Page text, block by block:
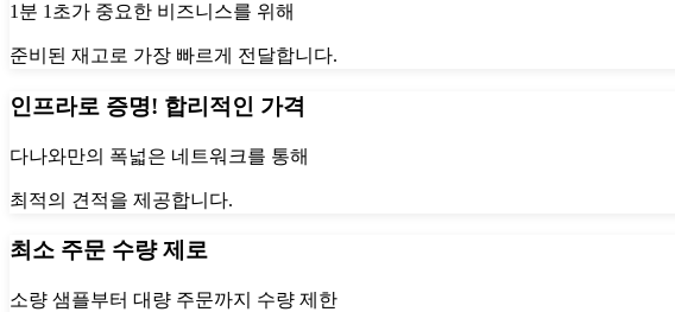
1분 1초가 중요한 비즈니스를 위해
준비된 재고로 가장 빠르게 전달합니다.
인프라로 증명! 합리적인 가격
다나와만의 폭넓은 네트워크를 통해
최적의 견적을 제공합니다.
최소 주문 수량 제로
소량 샘플부터 대량 주문까지 수량 제한